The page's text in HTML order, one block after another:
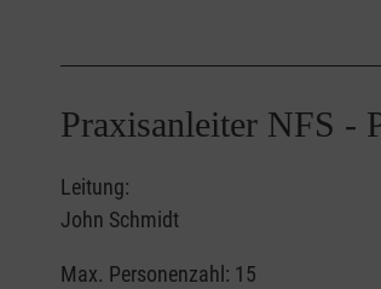
Praxisanleiter NFS -
Leitung:
John Schmidt
Max. Personenzahl: 15